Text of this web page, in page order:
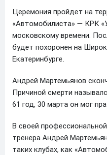
Церемония пройдет на
«Автомобилиста» — КРК
московскому времени.
будет похоронен на
Екатеринбурге.
Андрей Мартемьянов
Причиной смерти
61 год, 30 марта он мог
В своей
тренера Андрей
таких клубах, как